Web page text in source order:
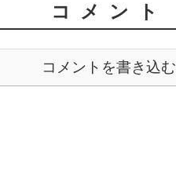
コメント
コメントを書き込む